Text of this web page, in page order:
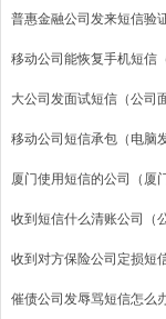
普惠金融公司发来短信验
移动公司能恢复手机短信
大公司发面试短信（公司
移动公司短信承包（电脑
厦门使用短信的公司（厦
收到短信什么清账公司（
收到对方保险公司定损短
催债公司发辱骂短信怎么